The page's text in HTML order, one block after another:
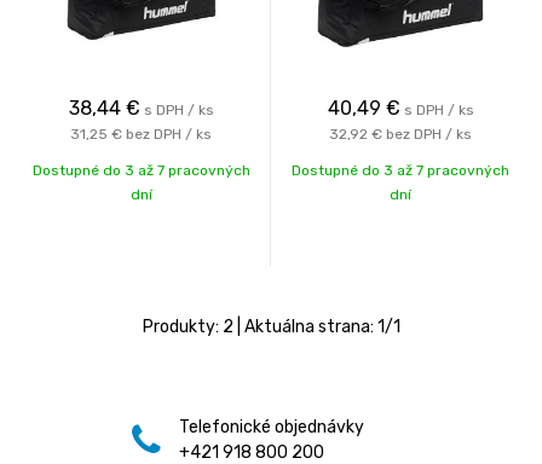
38,44 € s DPH / ks
31,25 € bez DPH / ks
Dostupné do 3 až 7 pracovných
dní
40,49 € s DPH / ks
32,92 € bez DPH / ks
Dostupné do 3 až 7 pracovných
dní
Produkty: 2 | Aktuálna strana: 1/1
Telefonické objednávky
+421 918 800 200